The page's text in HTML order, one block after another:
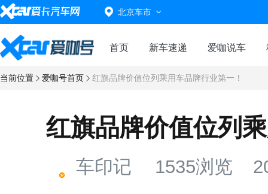
北京车市
首页 新车速递 爱咖说车
当前位置 爱咖号首页 红旗品牌价值位列乘用车品牌行业第一！
红旗品牌价值位列
车印记 1535浏览